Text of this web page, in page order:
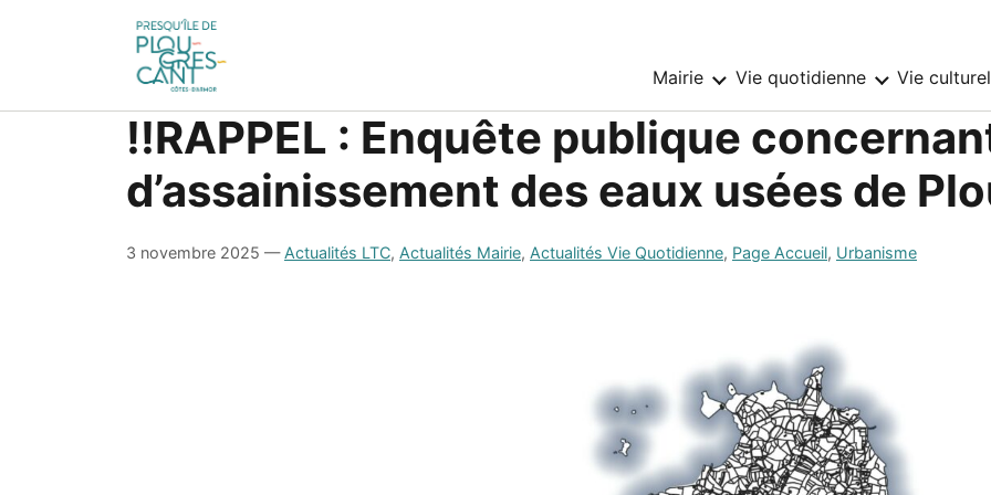
Mairie Sous-
:
Mairie
Vie quotidienne Sous-
:
Vie
quotidienne
Vie
‼️RAPPEL : Enquête publique
d’assainissement des eaux usées de
3 novembre 2025 — Actualités LTC, Actualités Mairie, Actualités Vie Quotidienne, Page Accueil, Urbanisme